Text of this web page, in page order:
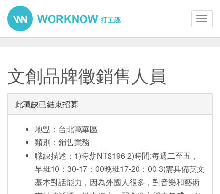
文創品牌徵銷售人員
此職缺已結束招募
地點：台北萬華區
類別：銷售業務
職缺描述：1)時薪NT$196 2)時間:每週二至五，
早班10：30-17：00晚班17-20：00 3)需具備英文
基本對話能力，因為外國人很多，對音樂和藝術